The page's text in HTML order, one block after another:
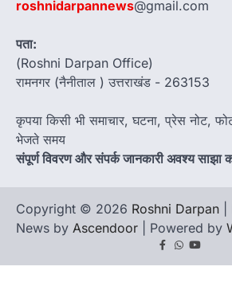
roshnidarpannews@gmail.com
पता:
(Roshni Darpan Office)
रामनगर (नैनीताल ) उत्तराखंड - 263153
कृपया किसी भी समाचार, घटना, प्रेस नोट,
भेजते समय
संपूर्ण विवरण और संपर्क जानकारी अवश्य साझा
Copyright © 2026 Roshni Darpan
News by Ascendoor | Powered by
Facebook
Whatsapp
youtube